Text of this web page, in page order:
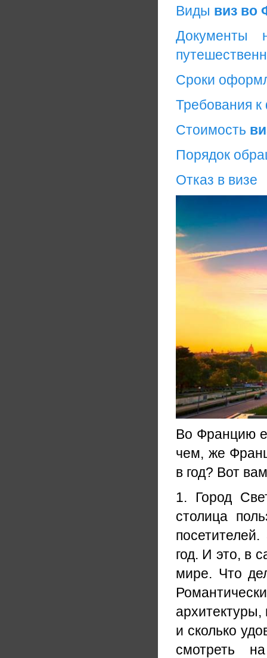
Виды виз во
Сроки
Требования к
Стоимость
Порядок
Отказ в визе
Во Францию
чем, же
в год? Вот
1. Город
столица
год. И это, в
мире. Что
и сколько
смотреть